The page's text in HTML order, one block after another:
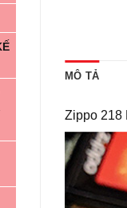
MÔ TẢ
Zippo 218